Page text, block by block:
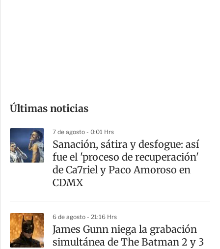
m
a
r
t
Últimas noticias
7 de agosto - 0:01 Hrs
Sanación, sátira y desfogue: así
fue el 'proceso de recuperación'
de Ca7riel y Paco Amoroso en
CDMX
6 de agosto - 21:16 Hrs
James Gunn niega la grabación
simultánea de The Batman 2 y 3